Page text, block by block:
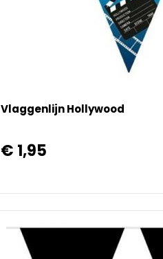
Vlaggenlijn Hollywood
€ 1,95